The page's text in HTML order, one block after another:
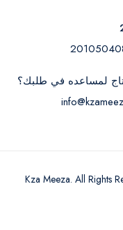
لمساعده في طلبك؟